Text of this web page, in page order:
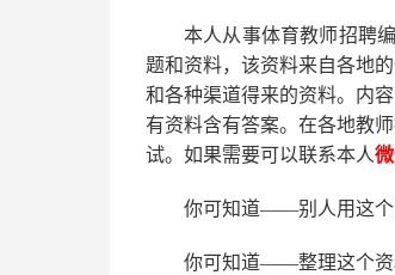
本人从事体育教师招聘
题和资料，该资料来自各地的
和各种渠道得来的资料。内
有资料含有答案。 在各地教
试。如果需要可以联系本人微
你可知道——别人用这个
你可知道——整理这个资